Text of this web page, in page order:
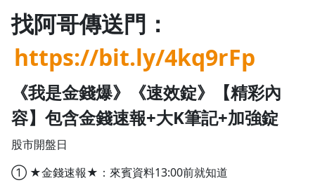
找阿哥傳送門：
https://bit.ly/4kq9rFp
《我是金錢爆》《速效錠》【精彩內
容】包含金錢速報+大K筆記+加強錠
股市開盤日
① ★金錢速報★：來賓資料13:00前就知道